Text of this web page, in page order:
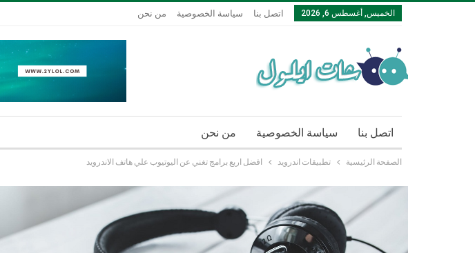
الخميس, أغسطس 6, 2026 اتصل بنا سياسة الخصوصية من نحن
اتصل بنا سياسة الخصوصية من نحن
الصفحة الرئيسية تطبيقات اندرويد افضل اربع برامج تغني عن اليوتيوب علي هاتف الاندرويد